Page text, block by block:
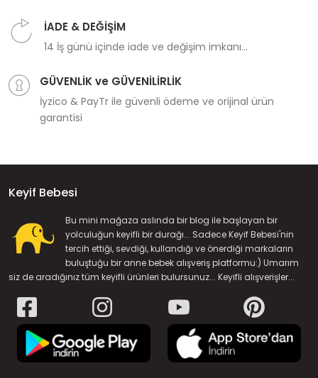
İADE & DEĞİŞİM
14 İş günü içinde iade ve değişim imkanı...
GÜVENLİK ve GÜVENİLİRLİK
İyzico & PayTr ile güvenli ödeme ve orijinal ürün
garantisi
Keyif Bebesi
Bu mini mağaza aslında bir blog ile başlayan bir
yolculuğun keyifli bir durağı... Sadece Keyif Bebesi'nin
tercih ettiği, sevdiği, kullandığı ve önerdiği markaların
buluştuğu bir anne bebek alışveriş platformu:) Umarım
siz de aradığınız tüm keyifli ürünleri bulursunuz... Keyifli alışverişler...